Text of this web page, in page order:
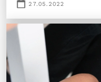
27.05.2022